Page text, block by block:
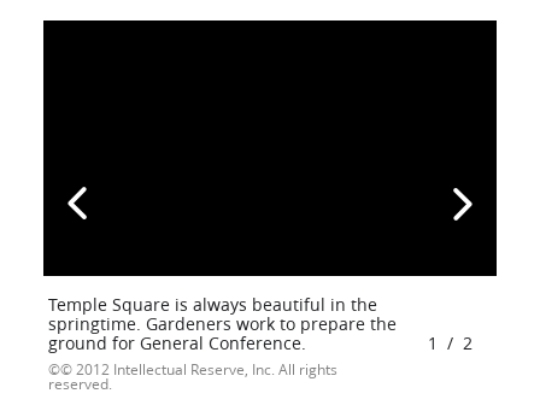
Temple Square is always beautiful in the
springtime. Gardeners work to prepare the
ground for General Conference.
© 2012 Intellectual Reserve, Inc. All rights
reserved.
1 / 2